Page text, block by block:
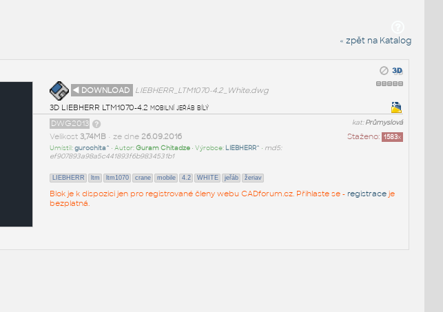
« zpět na Katalog
◄ DOWNLOAD
LIEBHERR_LTM1070-4.2_White.dwg
3D LIEBHERR LTM1070-4.2 mobilní jeřáb bílý
kat:Průmyslová
DWG2013
Staženo: 1583x
Velikost 3,74MB• ze dne 26.09.2016
Umístil:gurochita^ • Autor:Guram Chitadze• Výrobce: LIEBHERR^ • md5:
ef907893a98a5c441893f6b9834531b1
LIEBHERR ltm ltm1070 crane mobile 4.2 WHITE jeřáb žeriav
Blok je k dispozici jen pro registrované členy webu CADforum.cz. Přihlaste se - registraceje
bezplatná.